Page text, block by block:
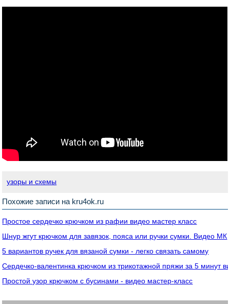
узоры и схемы
Похожие записи на kru4ok.ru
Простое сердечко крючком из рафии видео мастер класс
Шнур жгут крючком для завязок, пояса или ручки сумки. Видео МК
5 вариантов ручек для вязаной сумки - легко связать самому
Сердечко-валентинка крючком из трикотажной пряжи за 5 минут
Простой узор крючком с бусинами - видео мастер-класс